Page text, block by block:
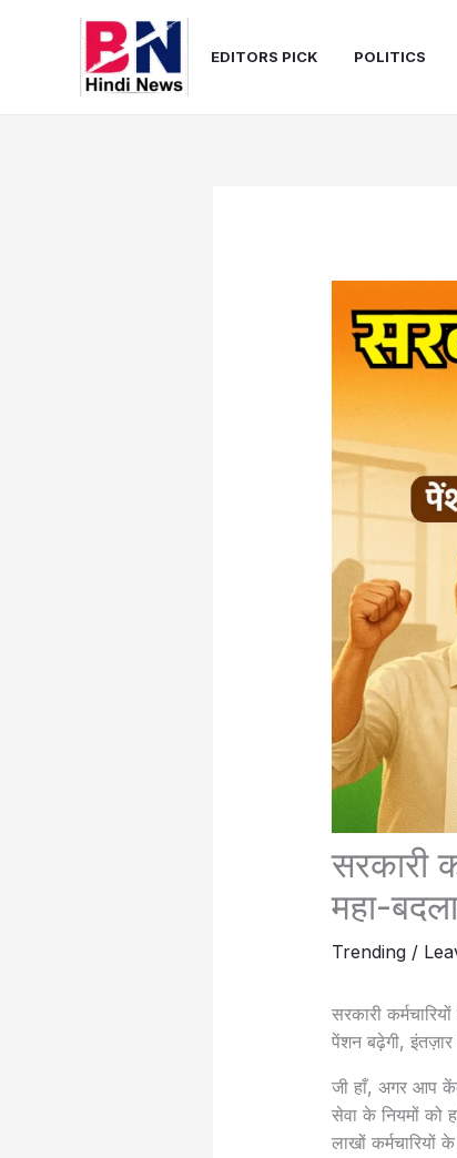
EDITORS PICK POLITICS
सरकारी
महा-
Trending/
सरकारी
पेंशन बढ़ेगी, इंतज़ार
जी हाँ, अगर आप
सेवा के नियमों को
लाखों कर्मचारियों